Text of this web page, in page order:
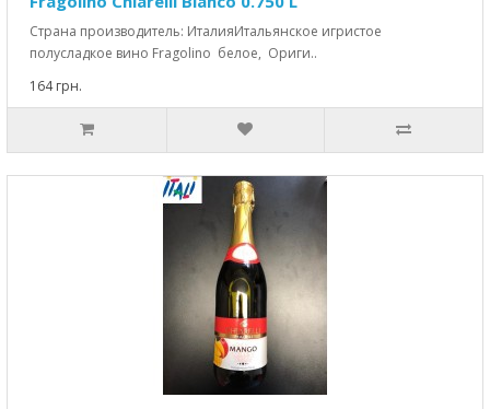
Страна производитель: ИталияИтальянское игристое
полусладкое вино Fragolino белое, Ориги..
164 грн.